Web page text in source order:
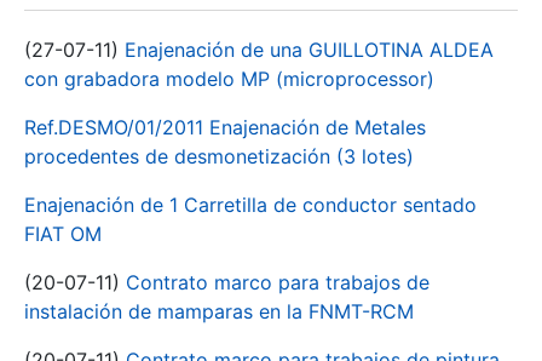
(27-07-11) Enajenación de una GUILLOTINA ALDEA
con grabadora modelo MP (microprocessor)
Ref.DESMO/01/2011 Enajenación de Metales
procedentes de desmonetización (3 lotes)
Enajenación de 1 Carretilla de conductor sentado
FIAT OM
(20-07-11) Contrato marco para trabajos de
instalación de mamparas en la FNMT-RCM